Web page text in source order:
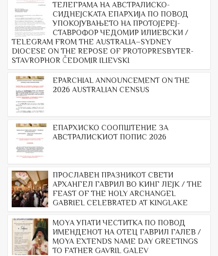
ТЕЛЕГРАМА НА АВСТРАЛИСКО-
СИДНЕЈСКАТА ЕПАРХИЈА ПО ПОВОД
УПОКОЈУВАЊЕТО НА ПРОТОЈЕРЕЈ-
СТАВРОФОР ЧЕДОМИР ИЛИЕВСКИ /
TELEGRAM FROM THE AUSTRALIA–SYDNEY
DIOCESE ON THE REPOSE OF PROTOPRESBYTER-
STAVROPHOR ČEDOMIR ILIEVSKI
EPARCHIAL ANNOUNCEMENT ON THE
2026 AUSTRALIAN CENSUS
ЕПАРХИСКО СООПШТЕНИЕ ЗА
АВСТРАЛИСКИОТ ПОПИС 2026
ПРОСЛАВЕН ПРАЗНИКОТ СВЕТИ
АРХАНГЕЛ ГАВРИЛ ВО КИНГ ЛЕЈК / THE
FEAST OF THE HOLY ARCHANGEL
GABRIEL CELEBRATED AT KINGLAKE
МОYА УПАТИ ЧЕСТИТКА ПО ПОВОД
ИМЕНДЕНОТ НА ОТЕЦ ГАВРИЛ ГАЛЕВ /
MOYA EXTENDS NAME DAY GREETINGS
TO FATHER GAVRIL GALEV